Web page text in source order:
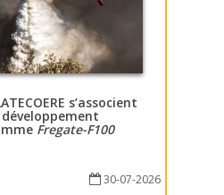
s’associent
Fregate-F100
30-07-2026